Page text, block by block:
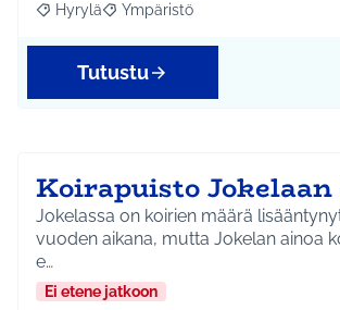
Rajaa tulokset aihepiirin mukaan: Hyrylä
Hyrylä Rajaa tulokset teeman mukaan:
Ympäristö
Tutustu
Koirapuisto Jokelaan
Jokelassa on koirien määrä
vuoden aikana, mutta Jokelan ainoa
e…
Ei etene jatkoon